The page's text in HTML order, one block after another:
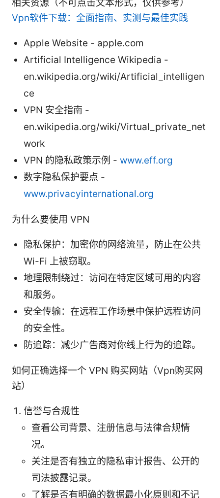
相关资源（不可点击文本形式，仅供参考）
Vpn软件下载：全面指南、实测与最佳实践
Apple Website - apple.com
Artificial Intelligence Wikipedia -
en.wikipedia.org/wiki/Artificial_intelligen
ce
VPN 安全指南 -
en.wikipedia.org/wiki/Virtual_private_net
work
VPN 的隐私政策示例 - www.eff.org
数字隐私保护要点 -
www.privacyinternational.org
为什么要使用 VPN
隐私保护：加密你的网络流量，防止在公共
Wi-Fi 上被窃取。
地理限制绕过：访问在特定区域可用的内容
和服务。
安全传输：在远程工作场景中保护远程访问
的安全性。
防追踪：减少广告商对你线上行为的追踪。
如何正确选择一个 VPN 购买网站（Vpn购买网
站）
信誉与合规性
查看公司背景、注册信息与法律合规情
况。
关注是否有独立的隐私审计报告、公开的
司法披露记录。
了解是否有明确的数据最小化原则和不记